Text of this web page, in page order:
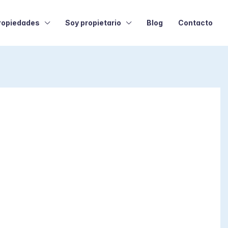
Soy propietario Blog Contacto